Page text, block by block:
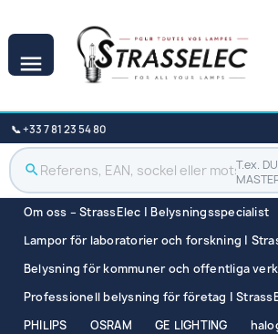

📞 +33 7 81 23 54 80
search
T.ex.
Om oss – StrassElec | Belysningsspecialist
Lampor för laboratorier och forskning |
Belysning för kommuner och offentliga
Professionell belysning för företag |
PHILIPS
OSRAM GE LIGHTING